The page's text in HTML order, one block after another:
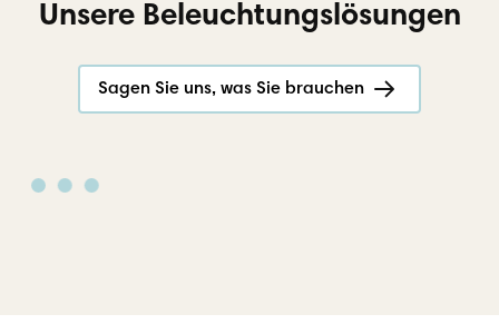
Unsere Beleuchtungslösungen
Sagen Sie uns, was Sie brauchen